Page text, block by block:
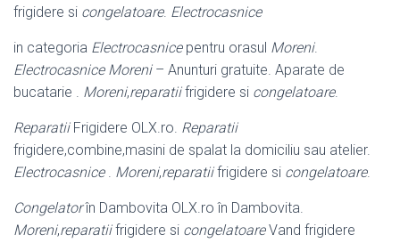
frigidere si congelatoare. Electrocasnice
in categoria Electrocasnicepentru orasul Moreni.
Electrocasnice Moreni– Anunturi gratuite. Aparate de
bucatarie . Moreni,reparatiifrigidere si congelatoare.
ReparatiiFrigidere OLX.ro. Reparatii
frigidere,combine,masini de spalat la domiciliu sau atelier.
Electrocasnice. Moreni,reparatiifrigidere si congelatoare.
Congelatorîn Dambovita OLX.ro în Dambovita.
Moreni,reparatiifrigidere si congelatoareVand frigidere